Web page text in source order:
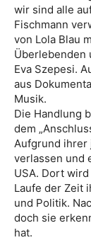
wir sind alle
Fischmann
von Lola Blau
Überlebenden
Eva Szepesi.
aus
Musik.
Die Handlung
dem
Aufgrund ihrer
verlassen und
USA. Dort
Laufe der Zeit
und Politik.
doch sie
hat.